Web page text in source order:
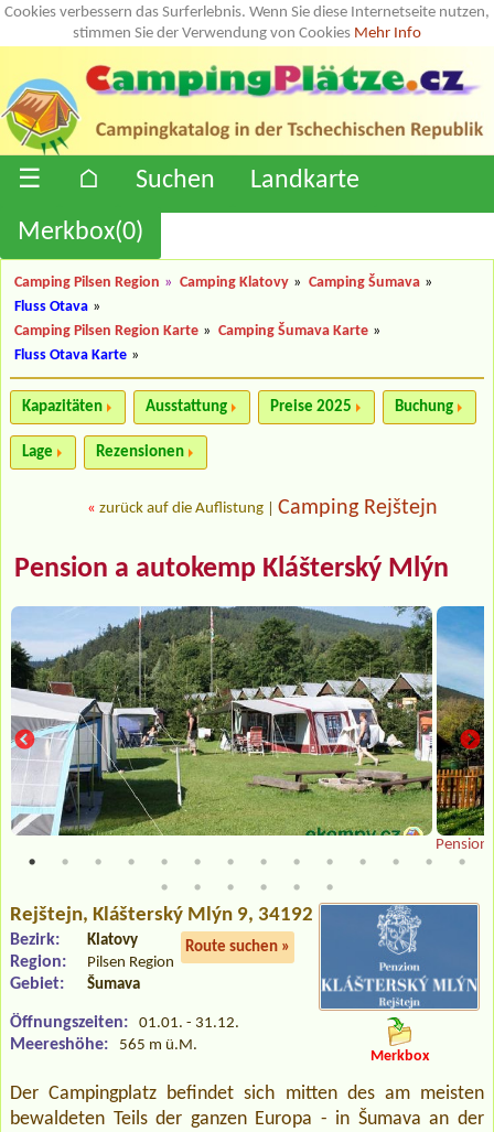
Cookies verbessern das Surferlebnis. Wenn Sie diese Internetseite nutzen,
stimmen Sie der Verwendung von Cookies Mehr Info
☰ ⌂ Suchen
Landkarte
Merkbox(0)
Camping Pilsen Region » Camping Klatovy » Camping Šumava »
Fluss Otava »
Camping Pilsen Region Karte » Camping Šumava Karte »
Fluss Otava Karte »
Kapazitäten Ausstattung Preise 2025 Buchung
Lage Rezensionen
« zurück auf die Auflistung Camping Rejštejn
Pension a autokemp Klášterský Mlýn
Pension
Rejštejn, Klášterský Mlýn 9, 34192
Route suchen »
Bezirk: Klatovy
Region: Pilsen Region
Gebiet: Šumava
Öffnungszeiten: 01.01. - 31.12.
Meereshöhe: 565 m ü.M.
Merkbox
Der Campingplatz befindet sich mitten des am meisten
bewaldeten Teils der ganzen Europa - in Šumava an der